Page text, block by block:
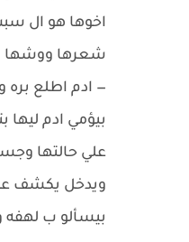
اخوها هو ال
شعرها ووشها
— ادم اطلع بره
بيؤمي ادم
علي حالتها
ويدخل يكشف
بيسألو ب لهفه